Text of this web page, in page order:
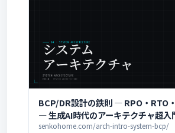
BCP/DR設計の鉄則 ― RPO・RTO
― 生成AI時代のアーキテクチャ超入
senkohome.com/arch-intro-system-bcp/